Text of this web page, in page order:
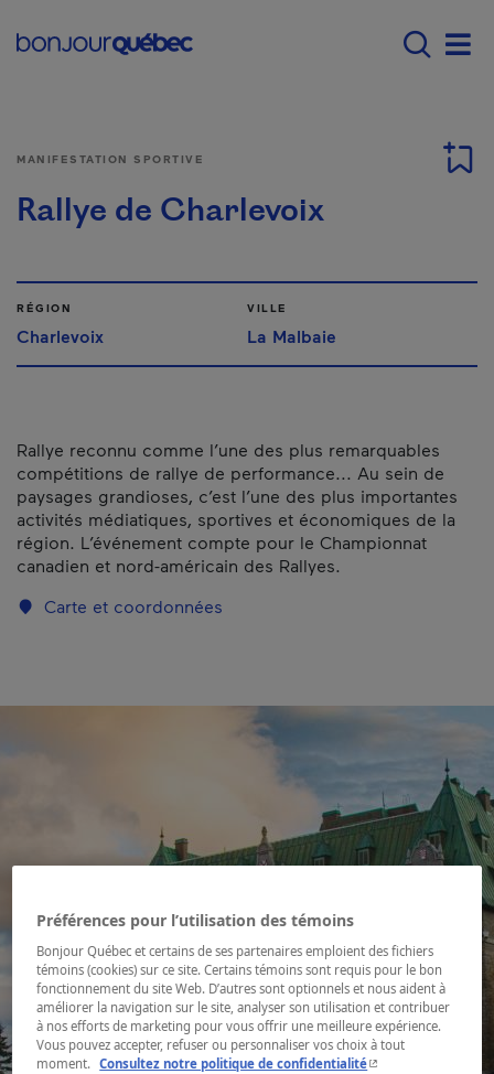
Main navigation -
MANIFESTATION SPORTIVE
Rallye de Charlevoix
RÉGION
Charlevoix
VILLE
La Malbaie
Rallye reconnu comme l’une des plus remarquables
compétitions de rallye de performance... Au sein de
paysages grandioses, c’est l’une des plus importantes
activités médiatiques, sportives et économiques de la
région. L’événement compte pour le Championnat
canadien et nord-américain des Rallyes.
Carte et coordonnées
Préférences pour l’utilisation des témoins
Bonjour Québec et certains de ses partenaires emploient des fichiers
témoins (cookies) sur ce site. Certains témoins sont requis pour le bon
fonctionnement du site Web. D’autres sont optionnels et nous aident à
améliorer la navigation sur le site, analyser son utilisation et contribuer
à nos efforts de marketing pour vous offrir une meilleure expérience.
Vous pouvez accepter, refuser ou personnaliser vos choix à tout
moment. Consultez notre politique de confidentialité- Cet hyperlien